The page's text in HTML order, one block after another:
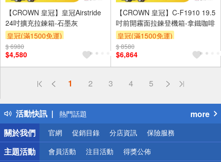
【CROWN 皇冠】皇冠Airstride
24吋擴充拉鍊箱-石墨灰
皇冠(滿1500免運)
$ 6980
$4,580
【CROWN 皇冠】C-F1910 19.5
吋前開霧面拉鍊登機箱-拿鐵咖啡
皇冠(滿1500免運)
$ 8580
$6,864
1 2 3 4 5
活動快訊
偏遠地區配送
得獎公告
熱門話題
銀行優惠
偏遠地區配送
詐騙網頁！請小心！
more
關於我們
官網 促銷目錄 分店資訊 保險服務
主題活動 會員活動 注目活動 得獎公佈